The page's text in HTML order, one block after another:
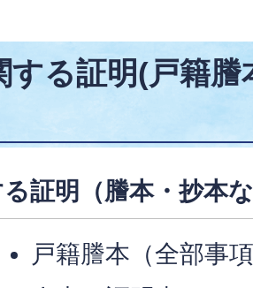
する証明(戸籍
証明（謄本・抄本
戸籍謄本（全部事